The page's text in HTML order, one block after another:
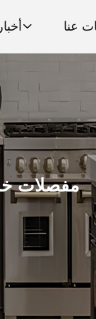
عنا
مفصلات